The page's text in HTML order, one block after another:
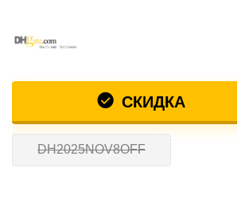
СКИДКА
DH2025NOV8OFF